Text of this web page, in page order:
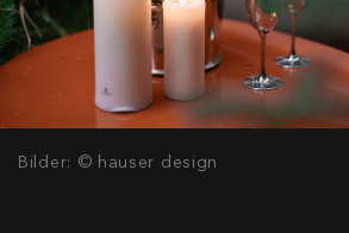
Bilder: © hauser design